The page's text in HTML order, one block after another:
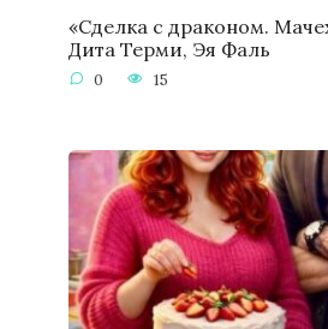
«Сделка с драконом.
Дита Терми, Эя Фаль
0 15